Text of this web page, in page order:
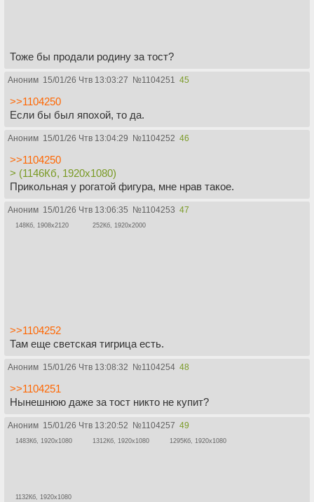
Тоже бы продали родину за тост?
Аноним 15/01/26 Чтв 13:03:27 №1104251 45
>>1104250
Если бы был япохой, то да.
Аноним 15/01/26 Чтв 13:04:29 №1104252 46
>>1104250
> (1146Кб, 1920x1080)
Прикольная у рогатой фигура, мне нрав такое.
Аноним 15/01/26 Чтв 13:06:35 №1104253 47
148Кб, 1908x2120 252Кб, 1920x2000
>>1104252
Там еще светская тигрица есть.
Аноним 15/01/26 Чтв 13:08:32 №1104254 48
>>1104251
Нынешнюю даже за тост никто не купит?
Аноним 15/01/26 Чтв 13:20:52 №1104257 49
1483Кб, 1920x1080 1312Кб, 1920x1080 1295Кб, 1920x1080
1132Кб, 1920x1080